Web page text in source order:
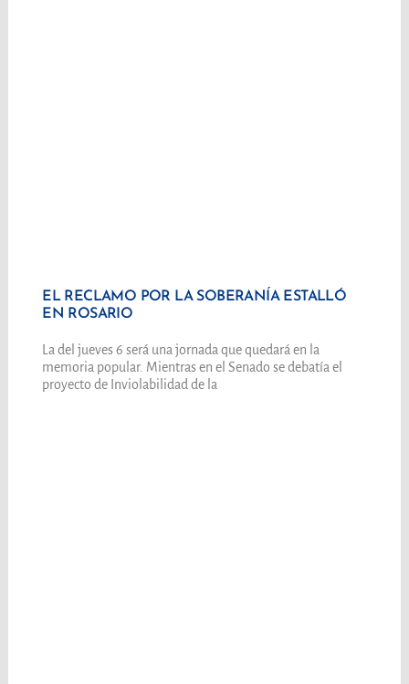
EL RECLAMO POR LA SOBERANÍA ESTALLÓ
EN ROSARIO
La del jueves 6 será una jornada que quedará en la
memoria popular. Mientras en el Senado se debatía el
proyecto de Inviolabilidad de la